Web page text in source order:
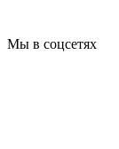
Мы в соцсетях